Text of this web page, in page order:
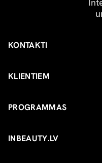
KONTAKTI
KLIENTIEM
PROGRAMMAS
INBEAUTY.LV